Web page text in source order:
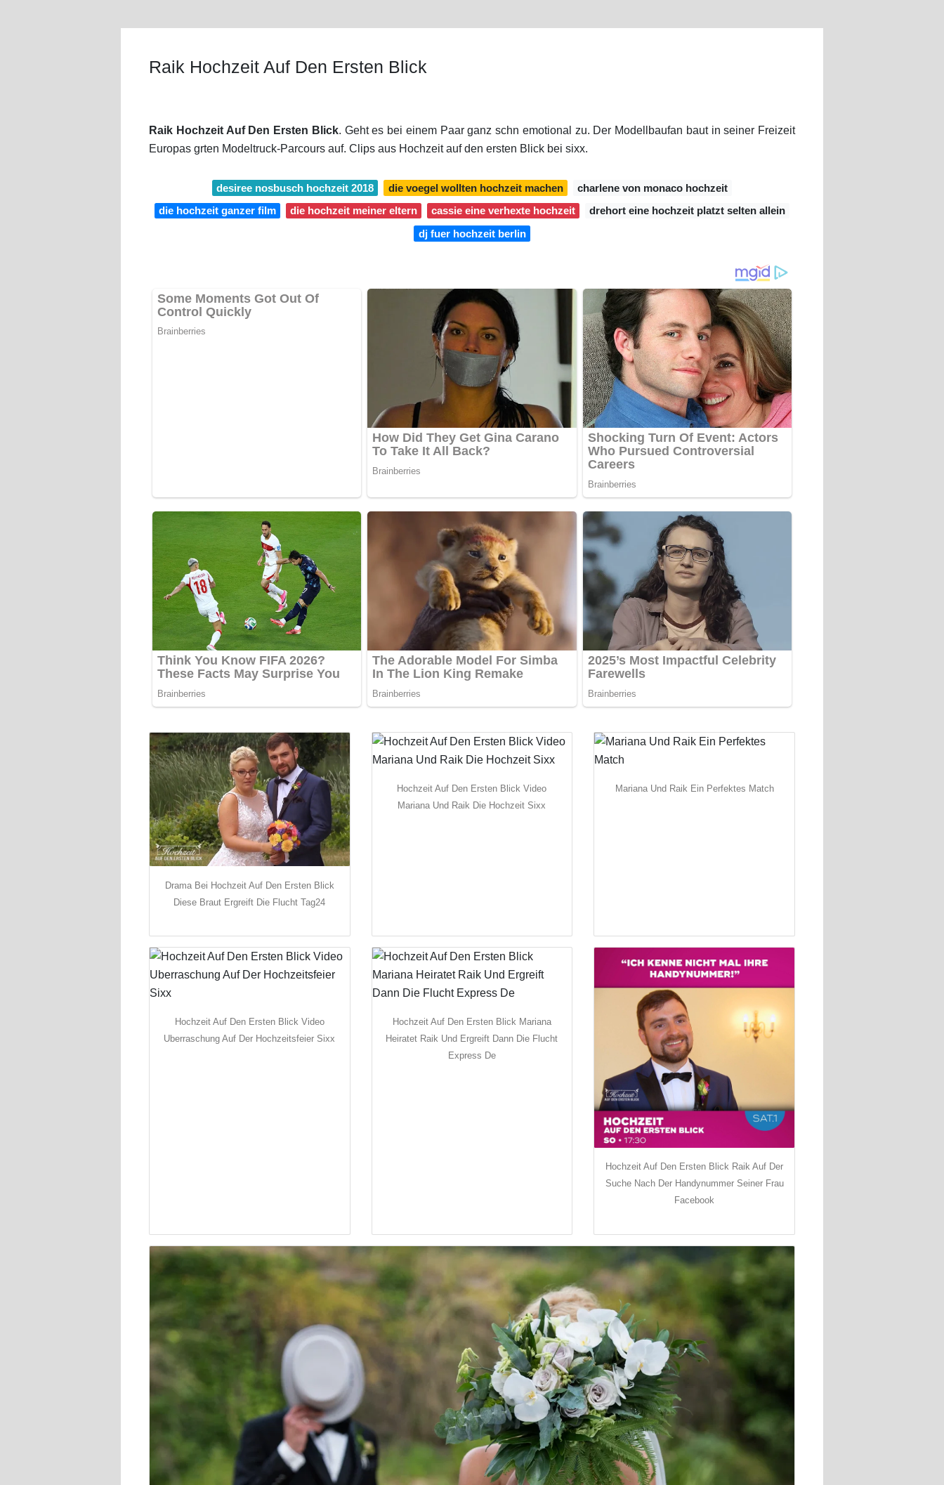
Raik Hochzeit Auf Den Ersten Blick
Raik Hochzeit Auf Den Ersten Blick. Geht es bei einem Paar ganz schn emotional zu. Der Modellbaufan baut in seiner Freizeit
Europas grten Modeltruck-Parcours auf. Clips aus Hochzeit auf den ersten Blick bei sixx.
desiree nosbusch hochzeit 2018 die voegel wollten hochzeit machen
charlene von monaco hochzeit
die hochzeit ganzer film
die hochzeit meiner eltern cassie eine verhexte hochzeit
drehort eine hochzeit platzt selten allein
dj fuer hochzeit berlin
Drama Bei Hochzeit Auf Den Ersten Blick
Diese Braut Ergreift Die Flucht Tag24
Hochzeit Auf Den Ersten Blick Video
Mariana Und Raik Die Hochzeit Sixx
Mariana Und Raik Ein Perfektes Match
Hochzeit Auf Den Ersten Blick Video
Uberraschung Auf Der Hochzeitsfeier Sixx
Hochzeit Auf Den Ersten Blick Mariana
Heiratet Raik Und Ergreift Dann Die Flucht
Express De
Hochzeit Auf Den Ersten Blick Raik Auf Der
Suche Nach Der Handynummer Seiner Frau
Facebook